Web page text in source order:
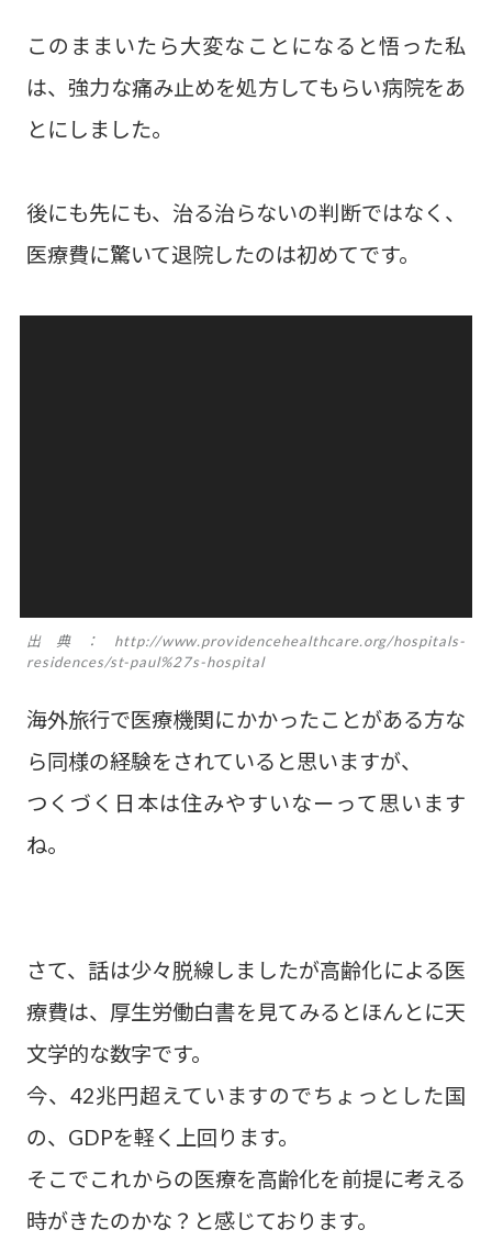
このままいたら大変なことになると悟った私
は、強力な痛み止めを処方してもらい病院をあ
とにしました。
後にも先にも、治る治らないの判断ではなく、
医療費に驚いて退院したのは初めてです。
出典：http://www.providencehealthcare.org/hospitals-
residences/st-paul%27s-hospital
海外旅行で医療機関にかかったことがある方な
ら同様の経験をされていると思いますが、
つくづく日本は住みやすいなーって思います
ね。
さて、話は少々脱線しましたが高齢化による医
療費は、厚生労働白書を見てみるとほんとに天
文学的な数字です。
今、42兆円超えていますのでちょっとした国
の、GDPを軽く上回ります。
そこでこれからの医療を高齢化を前提に考える
時がきたのかな？と感じております。